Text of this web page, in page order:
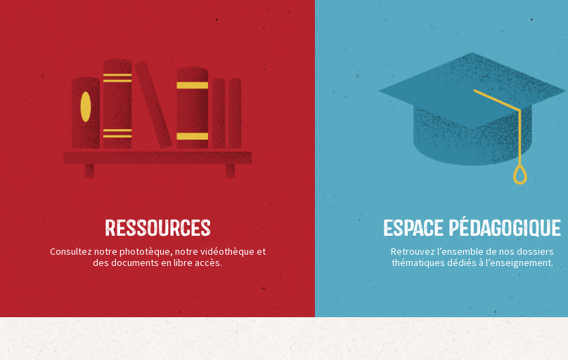
Ressources
Consultez notre phototèque, notre vidéothèque et
des documents en libre accès.
Espace Pédagogique
Retrouvez l’ensemble de nos dossiers
thématiques dédiés à l’enseignement.